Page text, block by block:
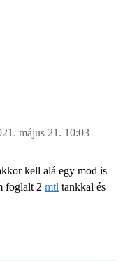
május 21. 10:03
kell alá egy mod is
foglalt 2 mtl tankkal és